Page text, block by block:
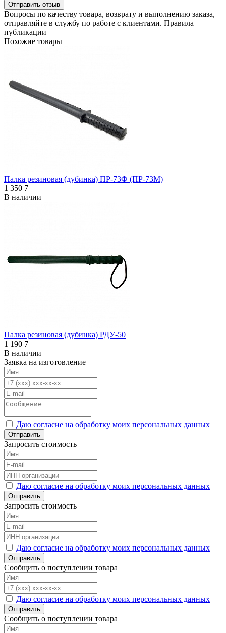
Отправить отзыв
Вопросы по качеству товара, возврату и выполнению заказа,
отправляйте в службу по работе с клиентами. Правила
публикации
Похожие товары
Палка резиновая (дубинка) ПР-73Ф (ПР-73М)
1 350 7
В наличии
Палка резиновая (дубинка) РДУ-50
1 190 7
В наличии
Заявка на изготовление
Даю согласие на обработку моих персональных данных
Отправить
Запросить стоимость
Даю согласие на обработку моих персональных данных
Отправить
Запросить стоимость
Даю согласие на обработку моих персональных данных
Отправить
Сообщить о поступлении товара
Даю согласие на обработку моих персональных данных
Отправить
Сообщить о поступлении товара